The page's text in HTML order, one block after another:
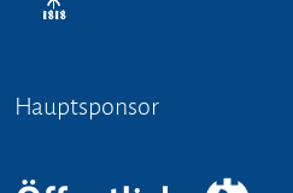
Hauptsponsor